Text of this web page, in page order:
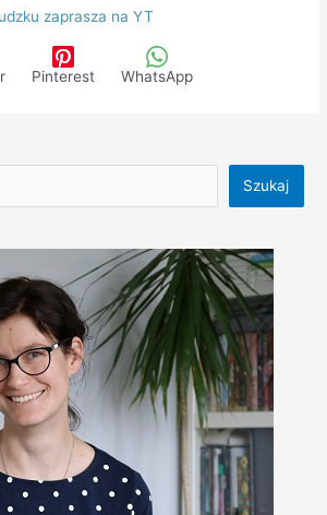
zaprasza na YT
Pinterest WhatsApp
Szukaj